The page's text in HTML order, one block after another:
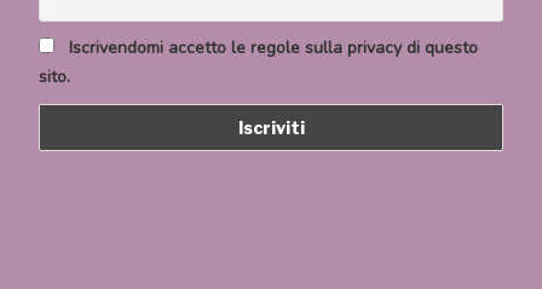
Iscrivendomi accetto le regole sulla privacy di questo
sito.